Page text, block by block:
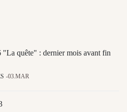
quête" : dernier mois avant fin
03.MAR